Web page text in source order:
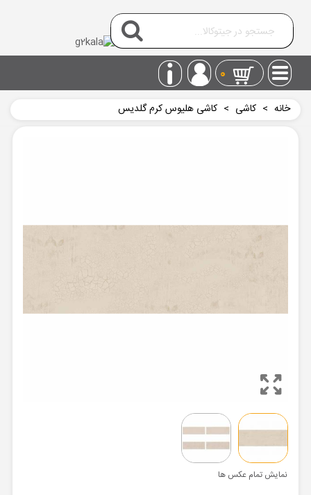
0
خانه > کاشی > کاشی هلیوس کرم گلدیس
نمایش تمام عکس ها